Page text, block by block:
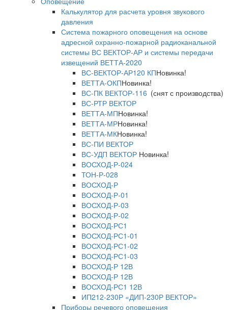
Калькулятор для расчета уровня звукового
давления
Система пожарного оповещения на основе
адресной охранно-пожарной радиоканальной
системы ВС ВЕКТОР-АР и системы передачи
извещений ВЕТТА-2020
ВС-ВЕКТОР-АР120 КПНовинка!
ВЕТТА-ОКПНовинка!
ВС-ПК ВЕКТОР-116 (снят с производства)
ВС-РТР ВЕКТОР
ВЕТТА-МПНовинка!
ВЕТТА-МРНовинка!
ВЕТТА-МКНовинка!
ВС-ПИ ВЕКТОР
ВС-УДП ВЕКТОР Новинка!
ВОСХОД-Р-024
ТОН-Р-028
ВОСХОД-Р
ВОСХОД-Р-01
ВОСХОД-Р-03
ВОСХОД-Р-02
ВОСХОД-РС1
ВОСХОД-РС1-01
ВОСХОД-РС1-02
ВОСХОД-РС1-03
ВОСХОД-Р 12В
ВОСХОД-Р 12В
ВОСХОД-РС1 12В
ИП212-230Р «ДИП-230Р ВЕКТОР»
Приборы речевого оповещения